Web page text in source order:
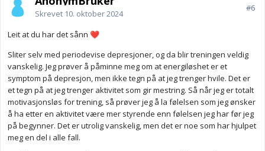
Skrevet 10. oktober 2024
#6
Leit at du har det sånn ❤️
Sliter selv med periodevise depresjoner, og da blir treningen veldig
vanskelig. Jeg prøver å påminne meg om at energiløshet er et
symptom på depresjon, men ikke tegn på at jeg trenger hvile. Det er
et tegn på at jeg trenger aktivitet som gir mestring. Så når jeg er totalt
motivasjonsløs for trening, så prøver jeg å la følelsen som jeg ønsker
å ha etter en aktivitet være mer styrende enn følelsen jeg har før jeg
på begynner. Det er utrolig vanskelig, men det er noe som har hjulpet
meg en del i alle fall.